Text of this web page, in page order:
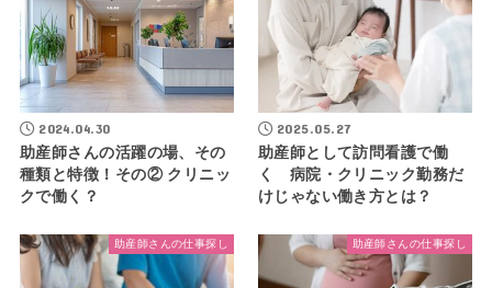
2024.04.30
助産師さんの活躍の場、その
種類と特徴！その② クリニッ
クで働く？
2025.05.27
助産師として訪問看護で働
く 病院・クリニック勤務だ
けじゃない働き方とは？
助産師さんの仕事探し 助産師さんの仕事探し